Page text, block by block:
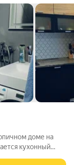
доме на
кухонный